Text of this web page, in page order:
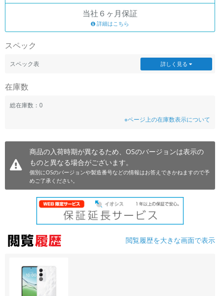
当社６ヶ月保証
詳細はこちら
スペック
スペック表 詳しく見る
在庫数
総在庫数：0
※ページ上の在庫数表示について
商品の入荷時期が異なるため、OSのバージョンは表示の
ものと異なる場合がございます。
個別にOSのバージョンや製造番号などの情報はお答えできかねますので予
めご了承ください。
閲覧履歴を大きな画面で表示
OS
OSの絞り込み
メモリ
モニタサイズ
円 ～ 円